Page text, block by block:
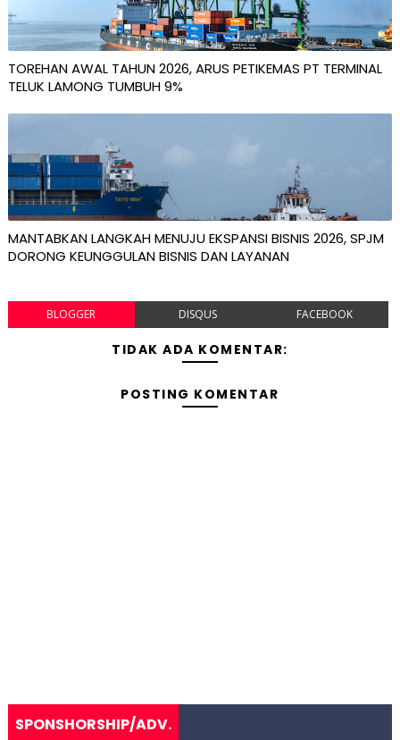
TOREHAN AWAL TAHUN 2026, ARUS PETIKEMAS PT TERMINAL
TELUK LAMONG TUMBUH 9%
MANTABKAN LANGKAH MENUJU EKSPANSI BISNIS 2026, SPJM
DORONG KEUNGGULAN BISNIS DAN LAYANAN
BLOGGER DISQUS FACEBOOK
TIDAK ADA KOMENTAR:
POSTING KOMENTAR
SPONSHORSHIP/ADV.